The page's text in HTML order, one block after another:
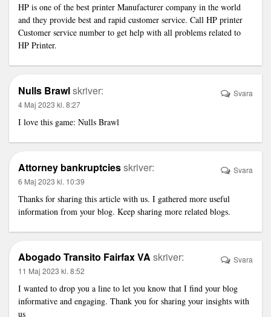
HP is one of the best printer Manufacturer company in the world
and they provide best and rapid customer service. Call HP printer
Customer service number to get help with all problems related to
HP Printer.
Nulls Brawlskriver:
4 Maj 2023 kl. 8:27
I love this game: Nulls Brawl
Svara
Attorney bankruptciesskriver:
6 Maj 2023 kl. 10:39
Thanks for sharing this article with us. I gathered more useful
information from your blog. Keep sharing more related blogs.
Svara
Abogado Transito Fairfax VA skriver:
11 Maj 2023 kl. 8:52
I wanted to drop you a line to let you know that I find your blog
informative and engaging. Thank you for sharing your insights with
us
Svara